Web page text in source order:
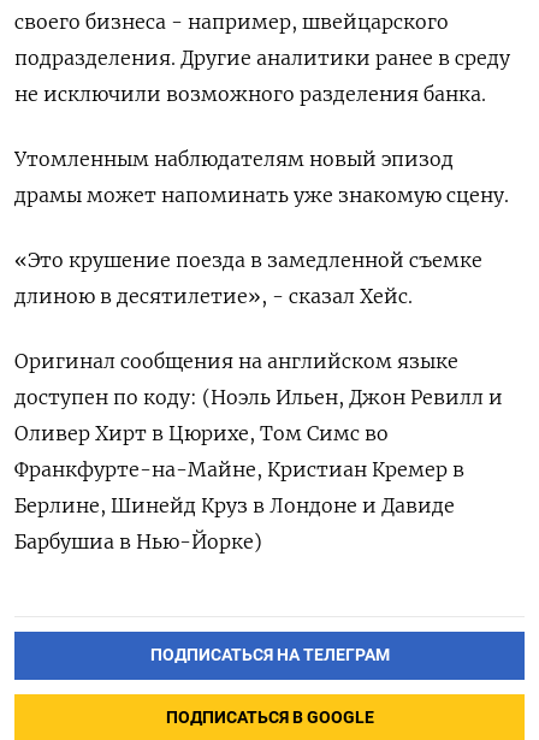
своего бизнеса - например, швейцарского
подразделения. Другие аналитики ранее в среду
не исключили возможного разделения банка.
Утомленным наблюдателям новый эпизод
драмы может напоминать уже знакомую сцену.
«Это крушение поезда в замедленной съемке
длиною в десятилетие», - сказал Хейс.
Оригинал сообщения на английском языке
доступен по коду: (Ноэль Ильен, Джон Ревилл и
Оливер Хирт в Цюрихе, Том Симс во
Франкфурте-на-Майне, Кристиан Кремер в
Берлине, Шинейд Круз в Лондоне и Давиде
Барбушиа в Нью-Йорке)
ПОДПИСАТЬСЯ НА ТЕЛЕГРАМ
ПОДПИСАТЬСЯ В GOOGLE